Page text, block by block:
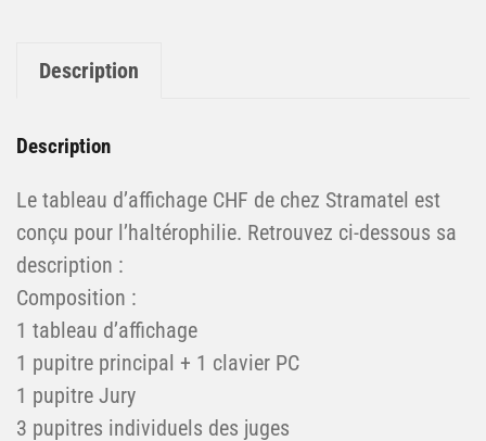
Description
Description
Le tableau d’affichage CHF de chez Stramatel est
conçu pour l’haltérophilie. Retrouvez ci-dessous sa
description :
Composition :
1 tableau d’affichage
1 pupitre principal + 1 clavier PC
1 pupitre Jury
3 pupitres individuels des juges